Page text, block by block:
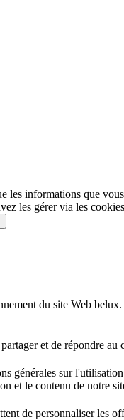
les informations que
les gérer via les
du site Web belux
et de répondre
générales sur
et le contenu de notre
de personnaliser les